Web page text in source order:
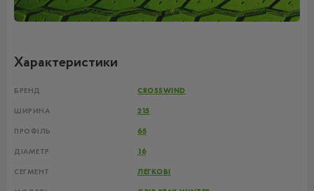
Характеристики
БРЕНД CROSSWIND
ШИРИНА 215
ПРОФІЛЬ 65
ДІАМЕТР 16
СЕГМЕНТ ЛЕГКОВІ